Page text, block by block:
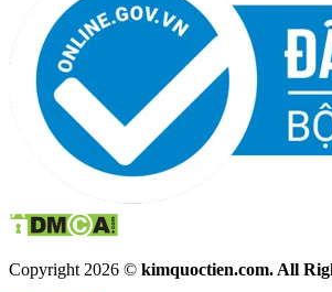
Copyright 2026 © kimquoctien.com. All